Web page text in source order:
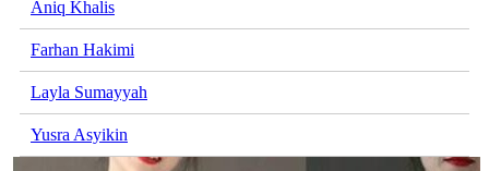
Aniq Khalis
Farhan Hakimi
Layla Sumayyah
Yusra Asyikin